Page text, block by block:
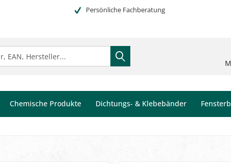
Persönliche Fachberatung
Chemische Produkte Dichtungs- & Klebebänder